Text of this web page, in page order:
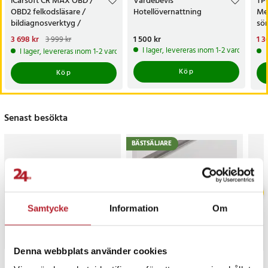
Samtycke Information Om
Denna webbplats använder cookies
OBD2 felkodsläsare /
bildiagnosverktyg /
diagnosverktyg för bil
Nuvarande pris:
3 698 krTidigare pris:3 999 kr
3 698 kr 3 999 kr
I lager, levereras inom 1-2 vardagar
Köp
Hotellövernattning
Pris: 1 500 kr
1 500 kr
I lager, levereras inom 1-2 vardagar
Köp
1
1
Senast besökta
BÄSTSÄLJARE